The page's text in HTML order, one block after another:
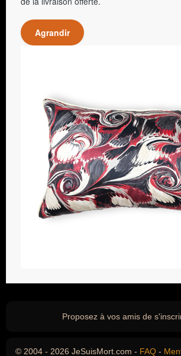
Agrandir
Proposez à vos amis de
© 2004 - 2026 JeSuisMort.com - FAQ -